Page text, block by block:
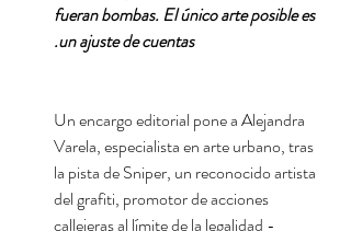
fueran bombas. El único arte posible es
un ajuste de cuentas.
Un encargo editorial pone a Alejandra
Varela, especialista en arte urbano, tras
la pista de Sniper, un reconocido artista
del grafiti, promotor de acciones
callejeras al límite de la legalidad -